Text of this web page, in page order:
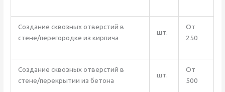
Создание сквозных отверстий в
стене/перегородке из кирпича
шт.
От
250
Создание сквозных отверстий в
стене/перекрытии из бетона
шт.
От
500